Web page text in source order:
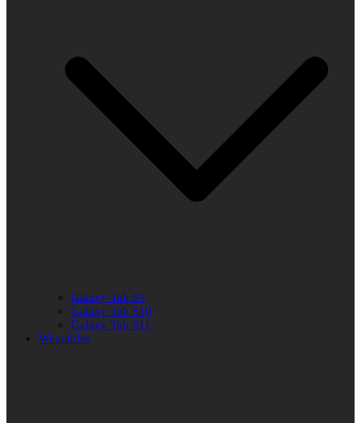
Galaxy Tab S9
Galaxy Tab S10
Galaxy Tab S11
Wearables